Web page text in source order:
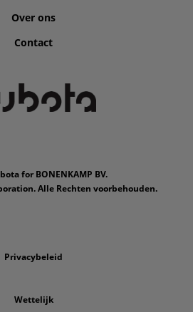
Over ons
Contact
for BONENKAMP BV.
Alle Rechten voorbehouden.
Privacybeleid
Wettelijk